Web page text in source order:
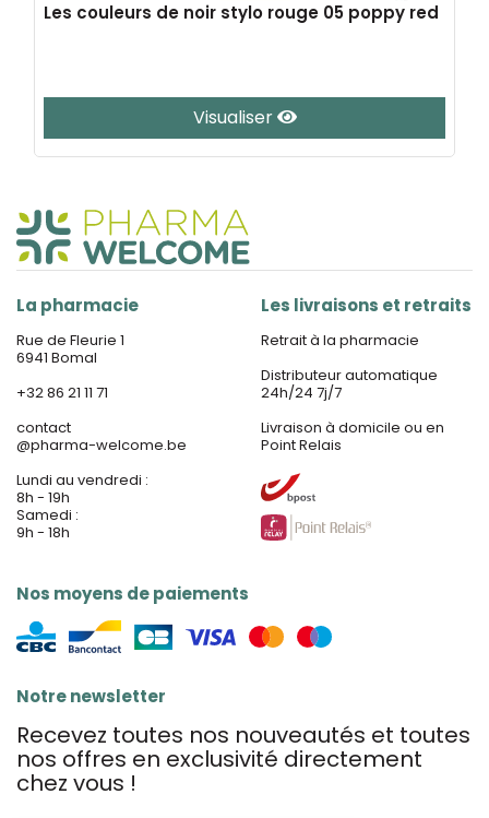
Les couleurs de noir stylo rouge 05 poppy red
Visualiser
La pharmacie
Rue de Fleurie 1
6941 Bomal
+32 86 21 11 71
contact
@pharma-welcome.be
Lundi au vendredi :
8h - 19h
Samedi :
9h - 18h
Nos moyens de paiements
Les livraisons et retraits
Retrait à la pharmacie
Distributeur automatique
24h/24 7j/7
Livraison à domicile ou en
Point Relais
Notre newsletter
Recevez toutes nos nouveautés et toutes
nos offres en exclusivité directement
chez vous !